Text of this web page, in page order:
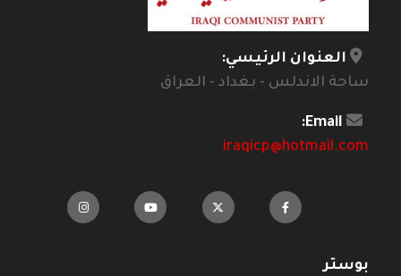
العنوان الرئيسي:
ساحة الاندلس - بغداد - العراق
Email:
iraqicp@hotmail.com
بوستر